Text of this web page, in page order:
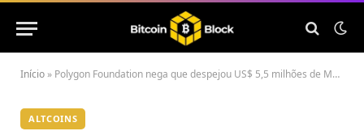
Início » Polygon Foundation nega que despejou US$ 5,5 milhões de MATIC na Binance
ALTCOINS